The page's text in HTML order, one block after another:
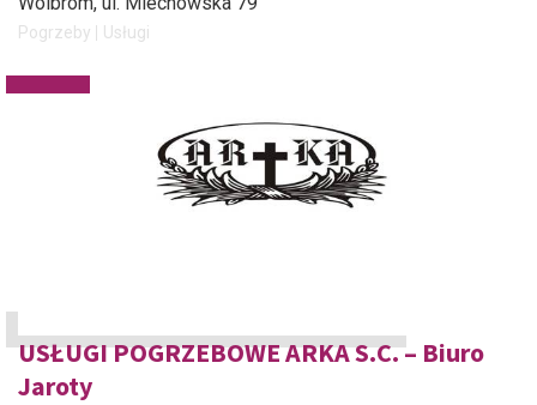
Pogrzeby Usługi
USŁUGI POGRZEBOWE ARKA S.C. – Biuro
Jaroty